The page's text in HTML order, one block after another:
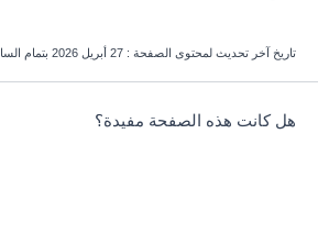
تاريخ آخر تحديث لمحتوى الصفحة : 27 أبريل 2026 بتمام الساعة 09:30 مساءً
survey_v2
هل كانت هذه الصفحة مفيدة؟